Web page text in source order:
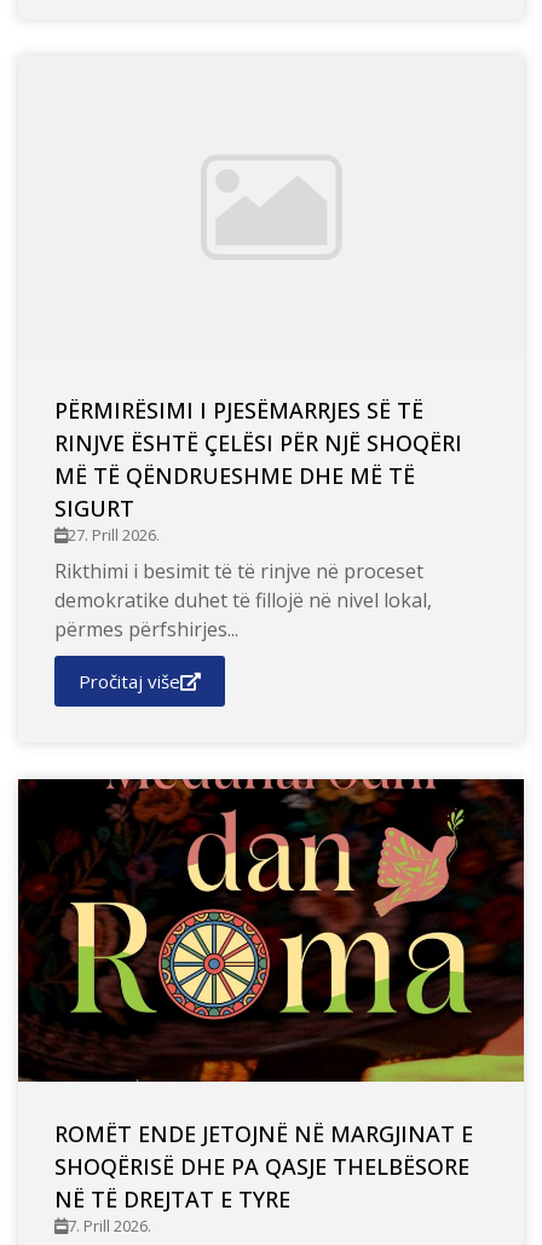
PËRMIRËSIMI I PJESËMARRJES SË TË
RINJVE ËSHTË ÇELËSI PËR NJË SHOQËRI
MË TË QËNDRUESHME DHE MË TË
SIGURT
27. Prill 2026.
Rikthimi i besimit të të rinjve në proceset
demokratike duhet të fillojë në nivel lokal,
përmes përfshirjes...
Pročitaj više
ROMËT ENDE JETOJNË NË MARGJINAT E
SHOQËRISË DHE PA QASJE THELBËSORE
NË TË DREJTAT E TYRE
7. Prill 2026.